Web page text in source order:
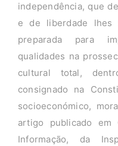
independência, que
e de liberdade lhes
preparada para
qualidades na
cultural total,
consignado na
socioeconómico,
artigo publicado em
Informação, da